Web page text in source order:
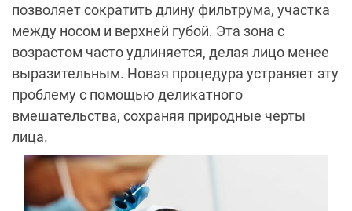
позволяет сократить длину фильтрума, участка
между носом и верхней губой. Эта зона с
возрастом часто удлиняется, делая лицо менее
выразительным. Новая процедура устраняет эту
проблему с помощью деликатного
вмешательства, сохраняя природные черты
лица.